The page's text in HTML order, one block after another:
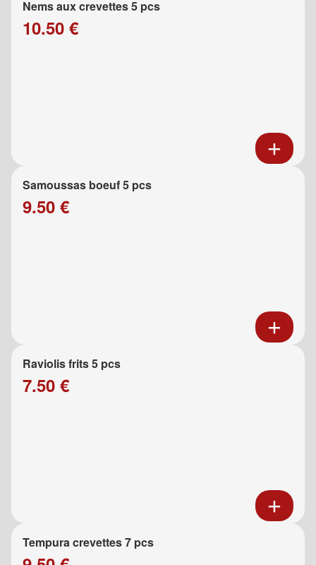
Nems aux crevettes 5 pcs
10.50 €
Samoussas boeuf 5 pcs
9.50 €
Raviolis frits 5 pcs
7.50 €
Tempura crevettes 7 pcs